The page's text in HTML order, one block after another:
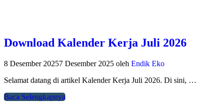
Download Kalender Kerja Juli 2026
8 Desember 20257 Desember 2025 oleh Endik Eko
Selamat datang di artikel Kalender Kerja Juli 2026. Di sini, …
Baca Selengkapnya